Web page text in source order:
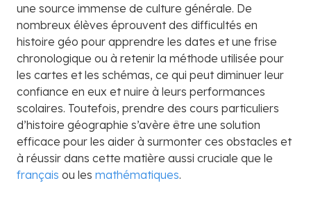
une source immense de culture générale. De
nombreux élèves éprouvent des difficultés en
histoire géo pour apprendre les dates et une frise
chronologique ou à retenir la méthode utilisée pour
les cartes et les schémas, ce qui peut diminuer leur
confiance en eux et nuire à leurs performances
scolaires. Toutefois, prendre des cours particuliers
d’histoire géographie s’avère être une solution
efficace pour les aider à surmonter ces obstacles et
à réussir dans cette matière aussi cruciale que le
français ou les mathématiques.